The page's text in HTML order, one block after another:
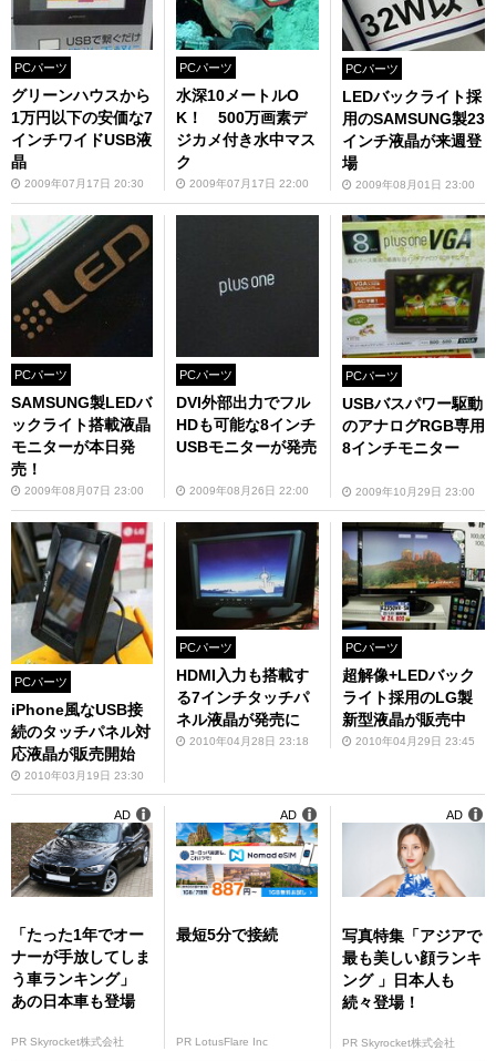
PCパーツ
グリーンハウスから
1万円以下の安価な7
インチワイドUSB液
晶
2009年07月17日 20:30
PCパーツ
水深10メートルO
K！ 500万画素デ
ジカメ付き水中マス
ク
2009年07月17日 22:00
PCパーツ
LEDバックライト採
用のSAMSUNG製23
インチ液晶が来週登
場
2009年08月01日 23:00
PCパーツ
SAMSUNG製LEDバ
ックライト搭載液晶
モニターが本日発
売！
2009年08月07日 23:00
PCパーツ
DVI外部出力でフル
HDも可能な8インチ
USBモニターが発売
2009年08月26日 22:00
PCパーツ
USBバスパワー駆動
のアナログRGB専用
8インチモニター
2009年10月29日 23:00
PCパーツ
iPhone風なUSB接
続のタッチパネル対
応液晶が販売開始
2010年03月19日 23:30
PCパーツ
HDMI入力も搭載す
る7インチタッチパ
ネル液晶が発売に
2010年04月28日 23:18
PCパーツ
超解像+LEDバック
ライト採用のLG製
新型液晶が販売中
2010年04月29日 23:45
「たった1年でオー
ナーが手放してしま
う車ランキング」
あの日本車も登場
PR Skyrocket株式会社
AD
最短5分で接続
PR LotusFlare Inc
AD
写真特集「アジアで
最も美しい顔ランキ
ング 」日本人も
続々登場！
PR Skyrocket株式会社
AD